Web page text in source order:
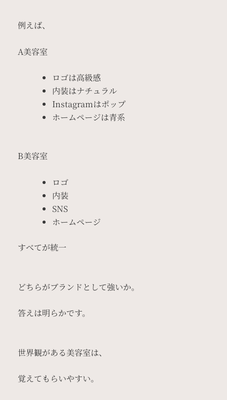
例えば、
A美容室
ロゴは高級感
内装はナチュラル
Instagramはポップ
ホームページは青系
B美容室
ロゴ
内装
SNS
ホームページ
すべてが統一
どちらがブランドとして強いか。
答えは明らかです。
世界観がある美容室は、
覚えてもらいやすい。